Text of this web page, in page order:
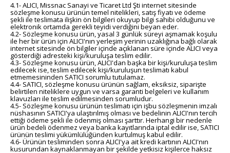
4.1- ALICI, Missnac Sanayi ve Ticaret Ltd Şti internet sitesinde
sözleşme konusu ürünün temel nitelikleri, satış fiyatı ve ödeme
şekli ile teslimata ilişkin ön bilgileri okuyup bilgi sahibi olduğunu ve
elektronik ortamda gerekli teyidi verdiğini beyan eder.
4.2- Sözleşme konusu ürün, yasal 3 günlük süreyi aşmamak koşulu
ile her bir ürün için ALICI'nın yerleşim yerinin uzaklığına bağlı olarak
internet sitesinde ön bilgiler içinde açıklanan süre içinde ALICI veya
gösterdiği adresteki kişi/kuruluşa teslim edilir.
4.3- Sözleşme konusu ürün, ALICI'dan başka bir kişi/kuruluşa teslim
edilecek ise, teslim edilecek kişi/kuruluşun teslimatı kabul
etmemesininden SATICI sorumlu tutulamaz.
4.4- SATICI, sözleşme konusu ürünün sağlam, eksiksiz, siparişte
belirtilen niteliklere uygun ve varsa garanti belgeleri ve kullanım
klavuzları ile teslim edilmesinden sorumludur.
4.5- Sözleşme konusu ürünün teslimatı için işbu sözleşmenin imzalı
nüshasının SATICI'ya ulaştırılmış olması ve bedelinin ALICI'nın tercih
ettiği ödeme şekli ile ödenmiş olması şarttır. Herhangi bir nedenle
ürün bedeli ödenmez veya banka kayıtlarında iptal edilir ise, SATICI
ürünün teslimi yükümlülüğünden kurtulmuş kabul edilir.
4.6- Ürünün tesliminden sonra ALICI'ya ait kredi kartının ALICI'nın
kusurundan kaynaklanmayan bir şekilde yetkisiz kişilerce haksız